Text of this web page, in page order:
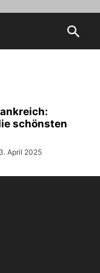
schönsten
April 2025